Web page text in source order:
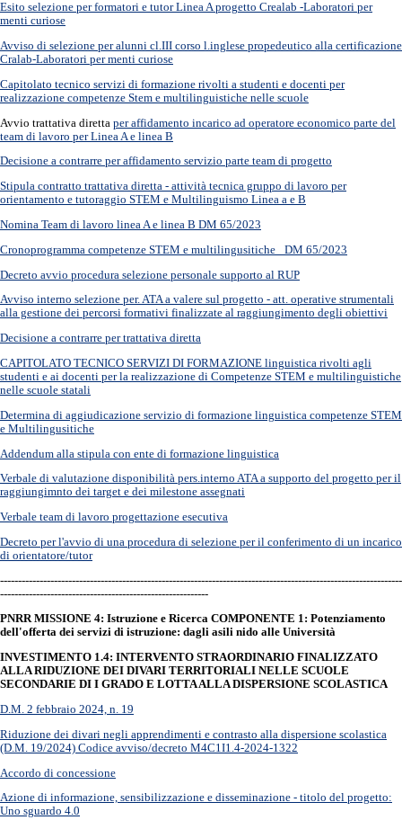
Esito selezione per formatori e tutor Linea A progetto Crealab -Laboratori per
menti curiose
Avviso di selezione per alunni cl.III corso l.inglese propedeutico alla certificazione
Cralab-Laboratori per menti curiose
Capitolato tecnico servizi di formazione rivolti a studenti e docenti per
realizzazione competenze Stem e multilinguistiche nelle scuole
Avvio trattativa diretta per affidamento incarico ad operatore economico parte del
team di lavoro per Linea A e linea B
Decisione a contrarre per affidamento servizio parte team di progetto
Stipula contratto trattativa diretta - attività tecnica gruppo di lavoro per
orientamento e tutoraggio STEM e Multilinguismo Linea a e B
Nomina Team di lavoro linea A e linea B DM 65/2023
Cronoprogramma competenze STEM e multilingusitiche_ DM 65/2023
Decreto avvio procedura selezione personale supporto al RUP
Avviso interno selezione per. ATA a valere sul progetto - att. operative strumentali
alla gestione dei percorsi formativi finalizzate al raggiungimento degli obiettivi
Decisione a contrarre per trattativa diretta
CAPITOLATO TECNICO SERVIZI DI FORMAZIONE linguistica rivolti agli
studenti e ai docenti per la realizzazione di Competenze STEM e multilinguistiche
nelle scuole statali
Determina di aggiudicazione servizio di formazione linguistica competenze STEM
e Multilingusitiche
Addendum alla stipula con ente di formazione linguistica
Verbale di valutazione disponibilità pers.interno ATA a supporto del progetto per il
raggiungimnto dei target e dei milestone assegnati
Verbale team di lavoro progettazione esecutiva
Decreto per l'avvio di una procedura di selezione per il conferimento di un incarico
di orientatore/tutor
----------------------------------------------------------------------------------------------------------------
----------------------------------------------------------
PNRR MISSIONE 4: Istruzione e Ricerca COMPONENTE 1: Potenziamento
dell'offerta dei servizi di istruzione: dagli asili nido alle Università
INVESTIMENTO 1.4: INTERVENTO STRAORDINARIO FINALIZZATO
ALLA RIDUZIONE DEI DIVARI TERRITORIALI NELLE SCUOLE
SECONDARIE DI I GRADO E LOTTA ALLA DISPERSIONE SCOLASTICA
D.M. 2 febbraio 2024, n. 19
Riduzione dei divari negli apprendimenti e contrasto alla dispersione scolastica
(D.M. 19/2024) Codice avviso/decreto M4C1I1.4-2024-1322
Accordo di concessione
Azione di informazione, sensibilizzazione e disseminazione - titolo del progetto:
Uno sguardo 4.0